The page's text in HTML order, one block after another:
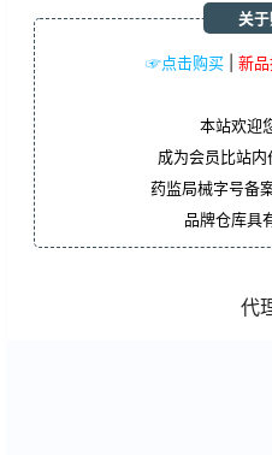
☞点击购买 新
关
本站欢迎
成为会员比站内
药监局械字号备
品牌仓库具
代